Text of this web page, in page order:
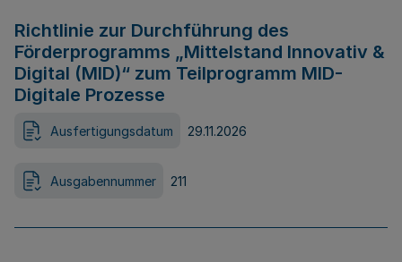
Richtlinie zur Durchführung des
Förderprogramms „Mittelstand Innovativ &
Digital (MID)“ zum Teilprogramm MID-
Digitale Prozesse
Ausfertigungsdatum 29.11.2026
Ausgabennummer 211